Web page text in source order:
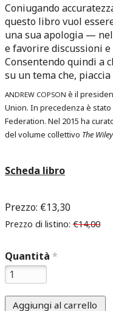
Coniugando
questo libro vuol
una sua apologia —
e favorire discussioni
Consentendo quindi a
su un tema che,
ANDREW COPSON è il
Union. In precedenza è
Federation. Nel 2015 ha
del volume collettivo The
Scheda libro
Prezzo: €13,30
Prezzo di listino: €14,00
Quantità *